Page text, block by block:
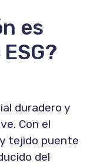
es
duradero y
Con el
tejido puente
del